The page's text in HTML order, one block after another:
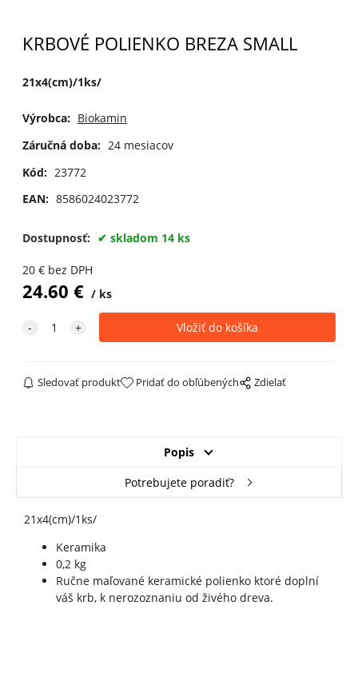
KRBOVÉ POLIENKO BREZA SMALL
21x4(cm)/1ks/
Výrobca: Biokamin
Záručná doba: 24 mesiacov
Kód: 23772
EAN: 8586024023772
Dostupnosť: skladom 14 ks
20€ bez DPH
24.60 € ks
Sledovať produkt Pridať do obľúbených Zdielať
Popis
Potrebujete poradiť?
21x4(cm)/1ks/
Keramika
0,2 kg
Ručne maľované keramické polienko ktoré doplní
váš krb, k nerozoznaniu od živého dreva.